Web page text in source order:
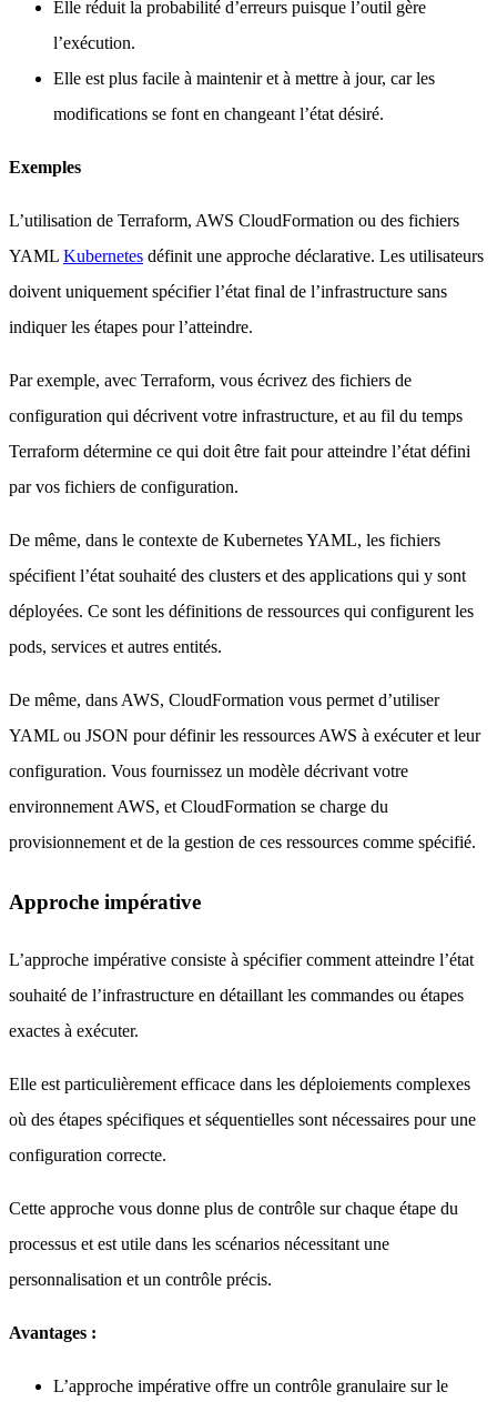
Elle réduit la probabilité d’erreurs puisque l’outil gère
l’exécution.
Elle est plus facile à maintenir et à mettre à jour, car les
modifications se font en changeant l’état désiré.
Exemples
L’utilisation de Terraform, AWS CloudFormation ou des fichiers
YAML Kubernetes définit une approche déclarative. Les utilisateurs
doivent uniquement spécifier l’état final de l’infrastructure sans
indiquer les étapes pour l’atteindre.
Par exemple, avec Terraform, vous écrivez des fichiers de
configuration qui décrivent votre infrastructure, et au fil du temps
Terraform détermine ce qui doit être fait pour atteindre l’état défini
par vos fichiers de configuration.
De même, dans le contexte de Kubernetes YAML, les fichiers
spécifient l’état souhaité des clusters et des applications qui y sont
déployées. Ce sont les définitions de ressources qui configurent les
pods, services et autres entités.
De même, dans AWS, CloudFormation vous permet d’utiliser
YAML ou JSON pour définir les ressources AWS à exécuter et leur
configuration. Vous fournissez un modèle décrivant votre
environnement AWS, et CloudFormation se charge du
provisionnement et de la gestion de ces ressources comme spécifié.
Approche impérative
L’approche impérative consiste à spécifier comment atteindre l’état
souhaité de l’infrastructure en détaillant les commandes ou étapes
exactes à exécuter.
Elle est particulièrement efficace dans les déploiements complexes
où des étapes spécifiques et séquentielles sont nécessaires pour une
configuration correcte.
Cette approche vous donne plus de contrôle sur chaque étape du
processus et est utile dans les scénarios nécessitant une
personnalisation et un contrôle précis.
Avantages :
L’approche impérative offre un contrôle granulaire sur le